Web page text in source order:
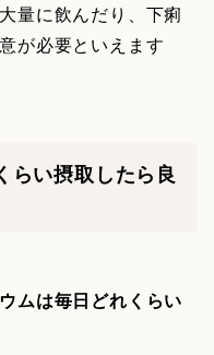
量に飲んだり、下痢
が必要といえます
らい摂取したら良
ムは毎日どれくらい